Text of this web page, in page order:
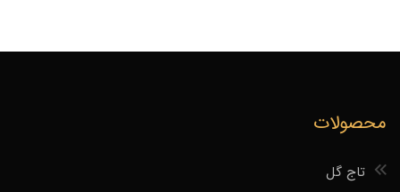
محصولات
تاج گل